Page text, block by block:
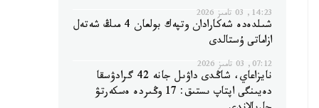
14:23, 03 تامىز 2026
شىلدەدە شەكارادان وتپەك بولعان 4 مىڭ شەتەل
ازاماتى ۇستالدى
07:12, 03 تامىز 2026
نايزاعاي، شاڭدى داۋىل جانە 42 گرادۋسقا
دەيىنگى اپتاپ ىستىق: 17 وڭىردە ەسكەرتۋ